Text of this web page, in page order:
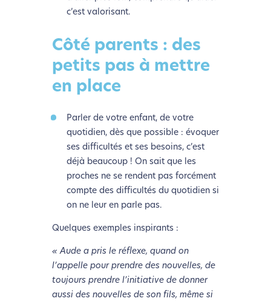
c’est valorisant.
Côté parents : des
petits pas à mettre
en place
Parler de votre enfant, de votre
quotidien, dès que possible : évoquer
ses difficultés et ses besoins, c’est
déjà beaucoup ! On sait que les
proches ne se rendent pas forcément
compte des difficultés du quotidien si
on ne leur en parle pas.
Quelques exemples inspirants :
« Aude a pris le réflexe, quand on
l’appelle pour prendre des nouvelles, de
toujours prendre l’initiative de donner
aussi des nouvelles de son fils, même si